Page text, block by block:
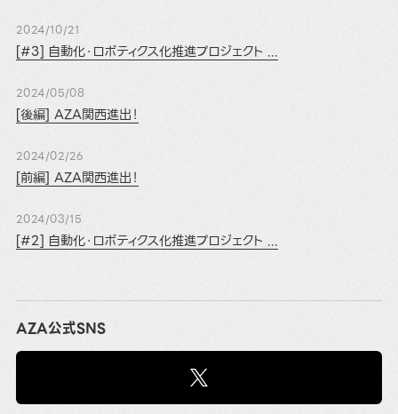
2024/10/21
[#3] 自動化・ロボティクス化推進プロジェクト ...
2024/05/08
[後編] AZA関西進出！
2024/02/26
[前編] AZA関西進出！
2024/03/15
[#2] 自動化・ロボティクス化推進プロジェクト ...
AZA公式SNS